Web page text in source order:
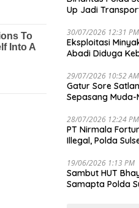
Up Jadi
30/07/2026 12:31 PM
Eksploitasi
Abadi Diduga
29/07/2026 10:52 AM
Gatur Sore
Sepasang
28/07/2026 12:24 PM
PT Nirmala
Illegal, Polda
19/06/2026 1:13 PM
Sambut HUT
Samapta Polda